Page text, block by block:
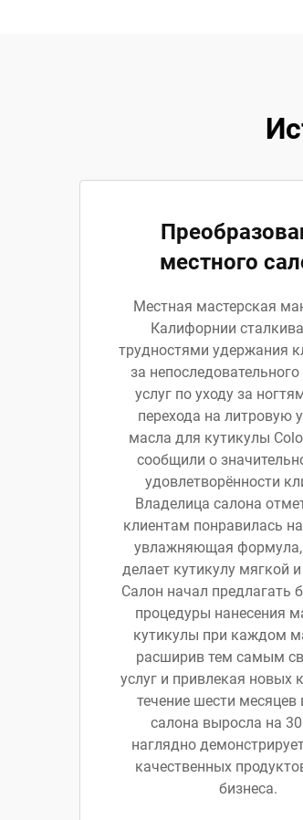
местного
Местная мастерская
Калифорнии
трудностями удержания
за непоследовательного
услуг по уходу за
перехода на литровую
масла для кутикулы
сообщили о
удовлетворённости
Владелица салона
клиентам понравилась
увлажняющая формула,
делает кутикулу мягкой
Салон начал предлагать
процедуры нанесения
кутикулы при каждом
расширив тем самым
услуг и привлекая новых
течение шести месяцев
салона выросла на 30
наглядно
качественных
бизнеса.